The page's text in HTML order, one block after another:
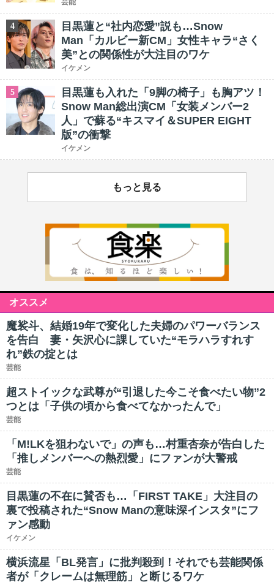
芸能
4
目黒蓮と“社内恋愛”説も…Snow
Man「カルビー新CM」女性キャラ“さく
美”との関係性が大注目のワケ
イケメン
5
目黒蓮も入れた「9脚の椅子」も胸アツ！
Snow Man総出演CM「女装メンバー2
人」で蘇る“キスマイ＆SUPER EIGHT
版”の衝撃
イケメン
もっと見る
オススメ
魔裟斗、結婚19年で変化した夫婦のパワーバランス
を告白 妻・矢沢心に課していた“モラハラすれす
れ”鉄の掟とは
芸能
超ストイックな武尊が“引退した今こそ食べたい物”2
つとは「子供の頃から食べてなかったんで」
芸能
「M!LKを狙わないで」の声も…村重杏奈が告白した
「推しメンバーへの熱烈愛」にファンが大警戒
芸能
目黒蓮の不在に賛否も…「FIRST TAKE」大注目の
裏で投稿された“Snow Manの意味深インスタ”にフ
ァン感動
イケメン
横浜流星「BL発言」に批判殺到！それでも芸能関係
者が「クレームは無理筋」と断じるワケ